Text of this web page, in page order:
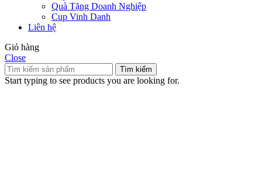
Quà Tặng Doanh Nghiệp
Cup Vinh Danh
Liên hệ
Giỏ hàng
Close
Tìm kiếm
Start typing to see products you are looking for.